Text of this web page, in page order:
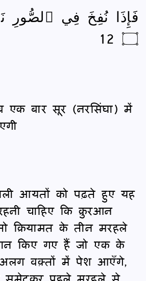
فَإِذَا نُفِخَ فِي
۝ 12
एक बार सूर (नरसिंघा) में
आयतों को पढ़ते हुए यह
चाहिए कि क़ुरआन
क़ियामत के तीन मरहले
किए गए हैं जो एक के
वक़्तों में पेश आएँगे,